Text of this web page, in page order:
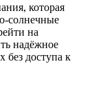
которая
на
надёжное
без доступа к